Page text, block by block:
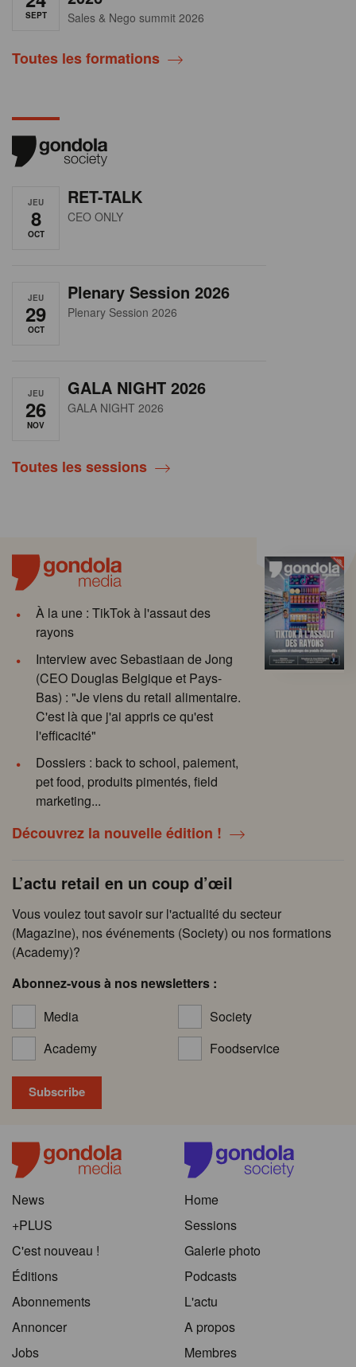
SEPT Sales & Nego summit 2026
Toutes les formations
JEU
8
OCT
RET-TALK
CEO ONLY
JEU
29
OCT
Plenary Session 2026
Plenary Session 2026
JEU
26
NOV
GALA NIGHT 2026
GALA NIGHT 2026
Toutes les sessions
À la une : TikTok à l'assaut des
rayons
Interview avec Sebastiaan de Jong
(CEO Douglas Belgique et Pays-
Bas) : "Je viens du retail alimentaire.
C'est là que j'ai appris ce qu'est
l'efficacité"
Dossiers : back to school, paiement,
pet food, produits pimentés, field
marketing...
Découvrez la nouvelle édition !
L’actu retail en un coup d’œil
Vous voulez tout savoir sur l'actualité du secteur
(Magazine), nos événements (Society) ou nos formations
(Academy)?
Abonnez-vous à nos newsletters :
Media
Society
Academy
Foodservice
News
+PLUS
C'est nouveau !
Éditions
Abonnements
Annoncer
Jobs
Home
Sessions
Galerie photo
Podcasts
L'actu
A propos
Membres